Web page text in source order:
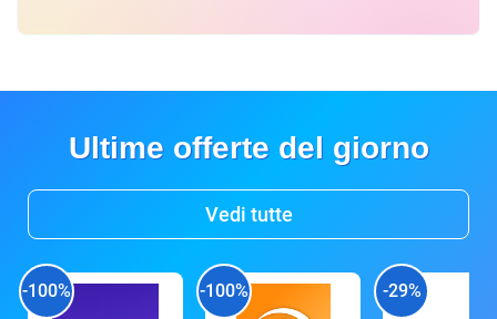
Ultime offerte del giorno
Vedi tutte
-100% -100% -29%